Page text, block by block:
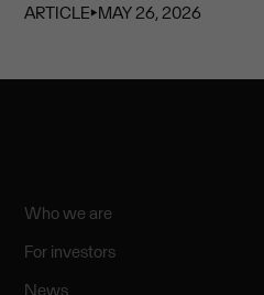
ARTICLE⏵MAY 26, 2026
Who we are
For investors
News